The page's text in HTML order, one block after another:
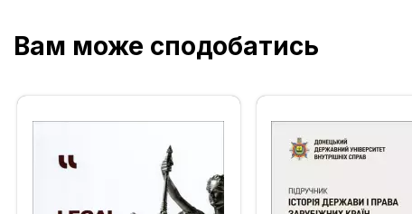
Вам може сподобатись